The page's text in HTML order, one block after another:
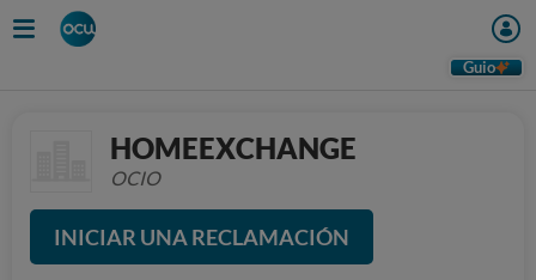
Guio
HOMEEXCHANGE
OCIO
INICIAR UNA RECLAMACIÓN